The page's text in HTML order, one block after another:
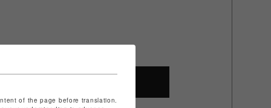
of the page before translation.